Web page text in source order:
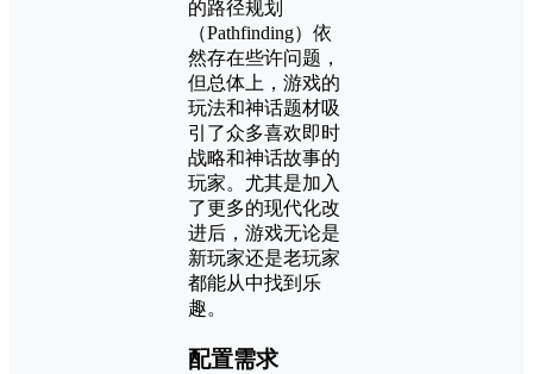
的路径规划
（Pathfinding）依
然存在些许问题，
但总体上，游戏的
玩法和神话题材吸
引了众多喜欢即时
战略和神话故事的
玩家。尤其是加入
了更多的现代化改
进后，游戏无论是
新玩家还是老玩家
都能从中找到乐
趣。
配置需求